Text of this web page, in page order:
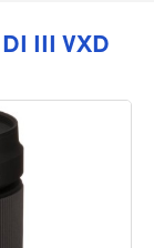
III VXD